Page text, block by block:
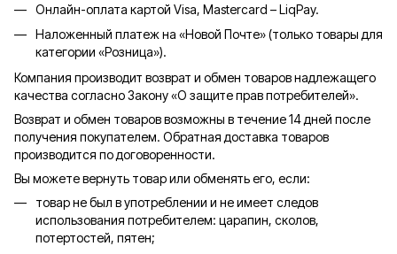
Онлайн-оплата картой Visa, Mastercard – LiqPay.
Наложенный платеж на «Новой Почте» (только товары для
категории «Розница»).
Компания производит возврат и обмен товаров надлежащего
качества согласно Закону «О защите прав потребителей».
Возврат и обмен товаров возможны в течение 14 дней после
получения покупателем. Обратная доставка товаров
производится по договоренности.
Вы можете вернуть товар или обменять его, если:
товар не был в употреблении и не имеет следов
использования потребителем: царапин, сколов,
потертостей, пятен;